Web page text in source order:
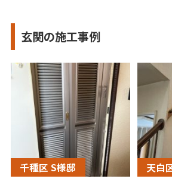
玄関の施工事例
千種区 S様邸 天白